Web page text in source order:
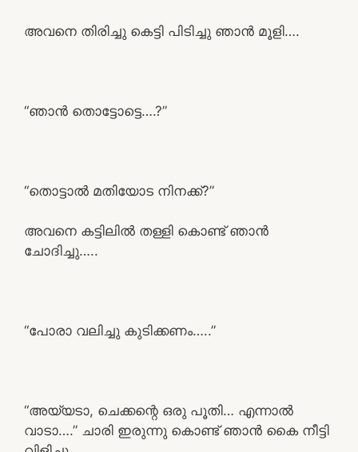
അവനെ തിരിച്ചു കെട്ടി പിടിച്ചു ഞാൻ മൂളി….
“ഞാൻ തൊട്ടോട്ടെ….?”
“തൊട്ടാൽ മതിയോട നിനക്ക്?”
അവനെ കട്ടിലിൽ തള്ളി കൊണ്ട് ഞാൻ
ചോദിച്ചു…..
“പോരാ വലിച്ചു കുടിക്കണം…..”
“അയ്യടാ, ചെക്കന്റെ ഒരു പൂതി… എന്നാൽ
വാടാ….” ചാരി ഇരുന്നു കൊണ്ട് ഞാൻ കൈ നീട്ടി